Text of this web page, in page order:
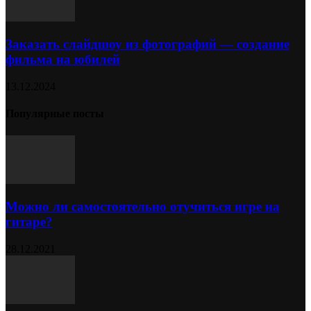
Заказать слайдшоу из фотографий — создание
фильма на юбилей
Можно ли самостоятельно отучиться игре на
гитаре?